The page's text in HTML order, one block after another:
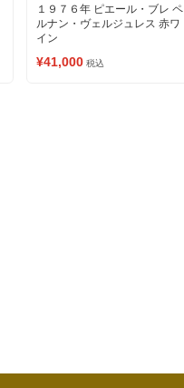
１９７６年 ピエール・ブレ ペ
ルナン・ヴェルジュレス 赤ワ
イン
¥41,000 税込